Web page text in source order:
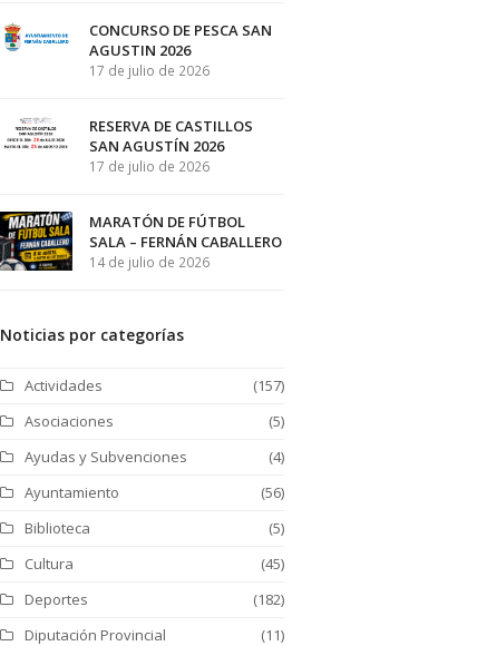
CONCURSO DE PESCA SAN
AGUSTIN 2026
17 de julio de 2026
RESERVA DE CASTILLOS
SAN AGUSTÍN 2026
17 de julio de 2026
MARATÓN DE FÚTBOL
SALA – FERNÁN CABALLERO
14 de julio de 2026
Noticias por categorías
Actividades
(157)
Asociaciones
(5)
Ayudas y Subvenciones
(4)
Ayuntamiento
(56)
Biblioteca
(5)
Cultura
(45)
Deportes
(182)
Diputación Provincial
(11)